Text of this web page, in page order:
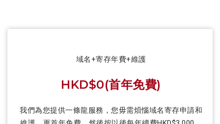
域名+寄存年費+維護
HKD$0(首年免費)
我們為您提供一條龍服務，您毋需煩惱域名寄存申請和